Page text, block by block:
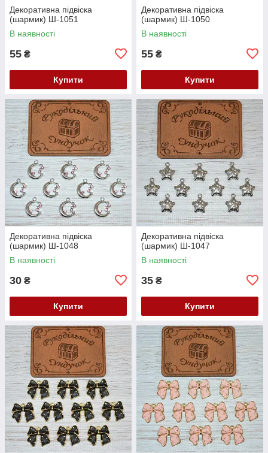
Декоративна підвіска
(шармик) Ш-1051
В наявності
55 ₴
Купити
Декоративна підвіска
(шармик) Ш-1050
В наявності
55 ₴
Купити
Декоративна підвіска
(шармик) Ш-1048
В наявності
30 ₴
Купити
Декоративна підвіска
(шармик) Ш-1047
В наявності
35 ₴
Купити